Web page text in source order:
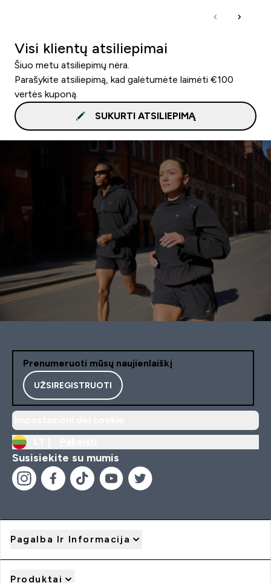
Visi klientų atsiliepimai
Šiuo metu atsiliepimų nėra.
Parašykite atsiliepimą, kad galėtumėte laimėti €100
vertės kuponą.
SUKURTI ATSILIEPIMĄ
Prenumeruoti mūsų naujienlaiškį
UŽSIREGISTRUOTI
Susisiekite su mumis
Pagalba Ir Informacija
Produktai